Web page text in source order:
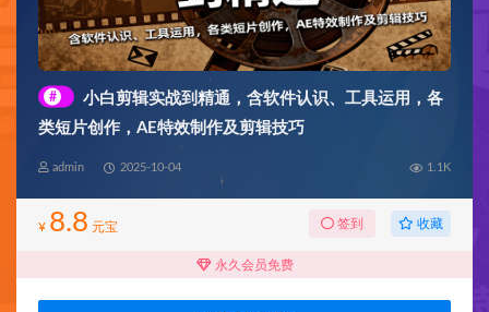
#
小白剪辑实战到精通，含软件认识、工具运用，各
类短片创作，AE特效制作及剪辑技巧
admin 2025-10-04 1.1K
¥ 8.8 元宝 签到 收藏
永久会员免费